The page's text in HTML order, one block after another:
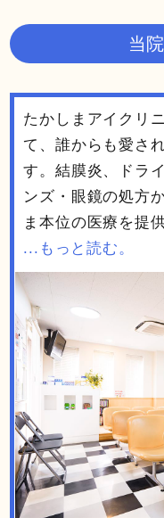
当
たかしまアイクリ
て、誰からも愛さ
す。結膜炎、ドラ
ンズ・眼鏡の処方
ま本位の医療を提
...もっと読む。